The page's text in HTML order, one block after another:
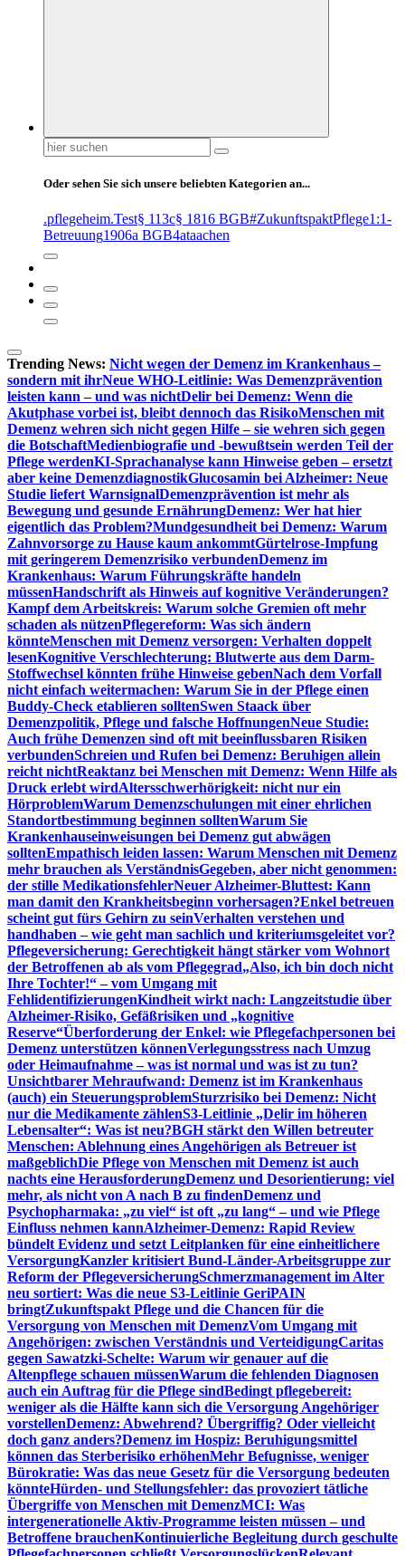
Suchen
nach:
Oder sehen Sie sich unsere beliebten Kategorien an...
.pflegeheim.Test§ 113c§ 1816 BGB#ZukunftspaktPflege1:1-
Betreuung1906a BGB4ataachen
Trending News: Nicht wegen der Demenz im Krankenhaus –
sondern mit ihrNeue WHO-Leitlinie: Was Demenzprävention
leisten kann – und was nichtDelir bei Demenz: Wenn die
Akutphase vorbei ist, bleibt dennoch das RisikoMenschen mit
Demenz wehren sich nicht gegen Hilfe – sie wehren sich gegen
die BotschaftMedienbiografie und -bewußtsein werden Teil der
Pflege werdenKI-Sprachanalyse kann Hinweise geben – ersetzt
aber keine DemenzdiagnostikGlucosamin bei Alzheimer: Neue
Studie liefert WarnsignalDemenzprävention ist mehr als
Bewegung und gesunde ErnährungDemenz: Wer hat hier
eigentlich das Problem?Mundgesundheit bei Demenz: Warum
Zahnvorsorge zu Hause kaum ankommtGürtelrose-Impfung
mit geringerem Demenzrisiko verbundenDemenz im
Krankenhaus: Warum Führungskräfte handeln
müssenHandschrift als Hinweis auf kognitive Veränderungen?
Kampf dem Arbeitskreis: Warum solche Gremien oft mehr
schaden als nützenPflegereform: Was sich ändern
könnteMenschen mit Demenz versorgen: Verhalten doppelt
lesenKognitive Verschlechterung: Blutwerte aus dem Darm-
Stoffwechsel könnten frühe Hinweise gebenNach dem Vorfall
nicht einfach weitermachen: Warum Sie in der Pflege einen
Buddy-Check etablieren solltenSwen Staack über
Demenzpolitik, Pflege und falsche HoffnungenNeue Studie:
Auch frühe Demenzen sind oft mit beeinflussbaren Risiken
verbundenSchreien und Rufen bei Demenz: Beruhigen allein
reicht nichtReaktanz bei Menschen mit Demenz: Wenn Hilfe als
Druck erlebt wirdAltersschwerhörigkeit: nicht nur ein
HörproblemWarum Demenzschulungen mit einer ehrlichen
Standortbestimmung beginnen solltenWarum Sie
Krankenhauseinweisungen bei Demenz gut abwägen
solltenEmpathisch leiden lassen: Warum Menschen mit Demenz
mehr brauchen als VerständnisGegeben, aber nicht genommen:
der stille MedikationsfehlerNeuer Alzheimer-Bluttest: Kann
man damit den Krankheitsbeginn vorhersagen?Enkel betreuen
scheint gut fürs Gehirn zu seinVerhalten verstehen und
handhaben – wie geht man sachlich und kriteriumsgeleitet vor?
Pflegeversicherung: Gerechtigkeit hängt stärker vom Wohnort
der Betroffenen ab als vom Pflegegrad„Also, ich bin doch nicht
Ihre Tochter!“ – vom Umgang mit
FehlidentifizierungenKindheit wirkt nach: Langzeitstudie über
Alzheimer-Risiko, Gefäßrisiken und „kognitive
Reserve“Überforderung der Enkel: wie Pflegefachpersonen bei
Demenz unterstützen könnenVerlegungsstress nach Umzug
oder Heimaufnahme – was ist normal und was ist zu tun?
Unsichtbarer Mehraufwand: Demenz ist im Krankenhaus
(auch) ein SteuerungsproblemSturzrisiko bei Demenz: Nicht
nur die Medikamente zählenS3-Leitlinie „Delir im höheren
Lebensalter“: Was ist neu?BGH stärkt den Willen betreuter
Menschen: Ablehnung eines Angehörigen als Betreuer ist
maßgeblichDie Pflege von Menschen mit Demenz ist auch
nachts eine HerausforderungDemenz und Desorientierung: viel
mehr, als nicht von A nach B zu findenDemenz und
Psychopharmaka: „zu viel“ ist oft „zu lang“ – und wie Pflege
Einfluss nehmen kannAlzheimer-Demenz: Rapid Review
bündelt Evidenz und setzt Leitplanken für eine einheitlichere
VersorgungKanzler kritisiert Bund-Länder-Arbeitsgruppe zur
Reform der PflegeversicherungSchmerzmanagement im Alter
neu sortiert: Was die neue S3-Leitlinie GeriPAIN
bringtZukunftspakt Pflege und die Chancen für die
Versorgung von Menschen mit DemenzVom Umgang mit
Angehörigen: zwischen Verständnis und VerteidigungCaritas
gegen Sawatzki-Schelte: Warum wir genauer auf die
Altenpflege schauen müssenWarum die fehlenden Diagnosen
auch ein Auftrag für die Pflege sindBedingt pflegebereit:
weniger als die Hälfte kann sich die Versorgung Angehöriger
vorstellenDemenz: Abwehrend? Übergriffig? Oder vielleicht
doch ganz anders?Demenz im Hospiz: Beruhigungsmittel
können das Sterberisiko erhöhenMehr Befugnisse, weniger
Bürokratie: Was das neue Gesetz für die Versorgung bedeuten
könnteHürden- und Stellungsfehler: das provoziert tätliche
Übergriffe von Menschen mit DemenzMCI: Was
intergenerationelle Aktiv-Programme leisten müssen – und
Betroffene brauchenKontinuierliche Begleitung durch geschulte